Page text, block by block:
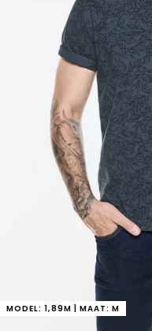
MODEL: 1,89M | MAAT: M